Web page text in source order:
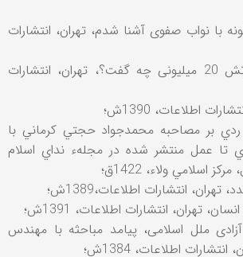
با نواب صفوی آشنا شدم، تهران، انتشارات
از خرداد تا خرداد ارتش 20 ميليونی چه گفت؟، تهران، انتشارات
اطلاعات، 1390ش؛
ردي بر مصاحبه محمدجواد حجتي کرماني با
تا عمل منتشر شده در مجلهء نداي اسلام
اسلامي ولاء، 1422ق؛
انتشارات اطلاعات،1389ش؛
تهران، انتشارات اطلاعات، 1391ش؛
ملل اسلامی، پيامد مباحثه با مهندس
اطلاعات، 1384ش؛